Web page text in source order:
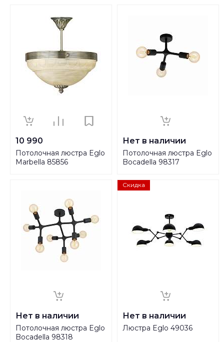
10 990
Потолочная люстра Eglo
Marbella 85856
Нет в наличии
Потолочная люстра Eglo
Bocadella 98317
Нет в наличии
Потолочная люстра Eglo
Bocadella 98318
Скидка
Нет в наличии
Люстра Eglo 49036